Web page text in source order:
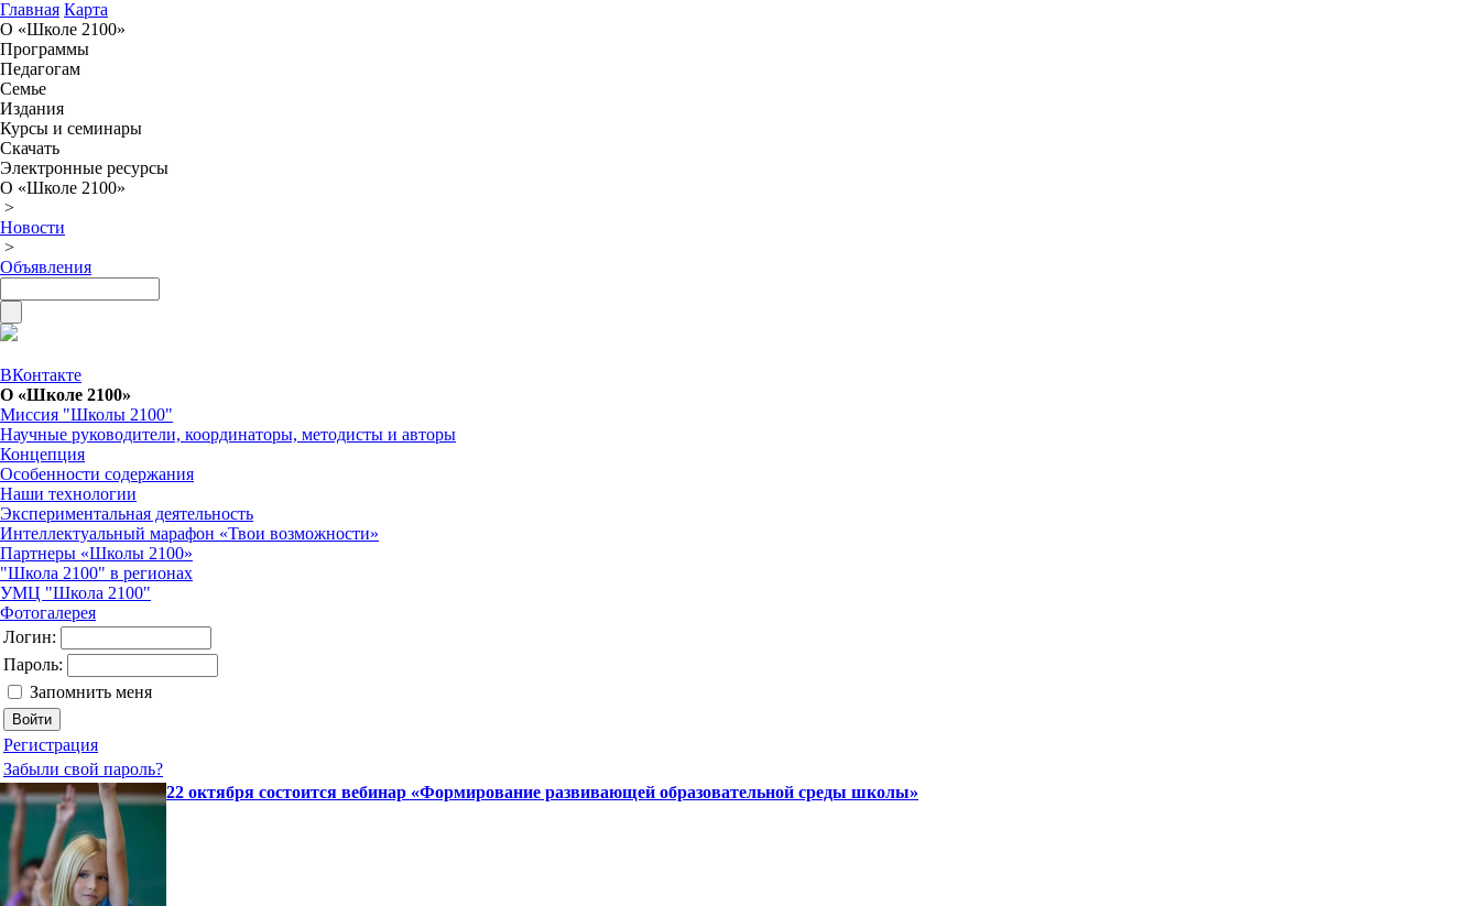
Главная Карта
О «Школе 2100»
Программы
Педагогам
Семье
Издания
Курсы и семинары
Скачать
Электронные ресурсы
О «Школе 2100»
>
Новости
>
Объявления
ВКонтакте
О «Школе 2100»
Миссия "Школы 2100"
Научные руководители, координаторы, методисты и авторы
Концепция
Особенности содержания
Наши технологии
Экспериментальная деятельность
Интеллектуальный марафон «Твои возможности»
Партнеры «Школы 2100»
"Школа 2100" в регионах
УМЦ "Школа 2100"
Фотогалерея
Логин:
Пароль:
Запомнить меня
Регистрация
Забыли свой пароль?
22 октября состоится вебинар «Формирование развивающей образовательной среды школы»